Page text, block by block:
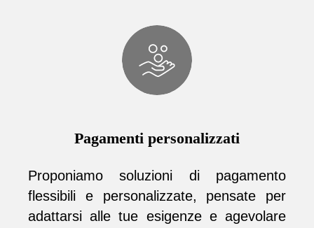
Pagamenti personalizzati
Proponiamo soluzioni di pagamento
flessibili e personalizzate, pensate per
adattarsi alle tue esigenze e agevolare